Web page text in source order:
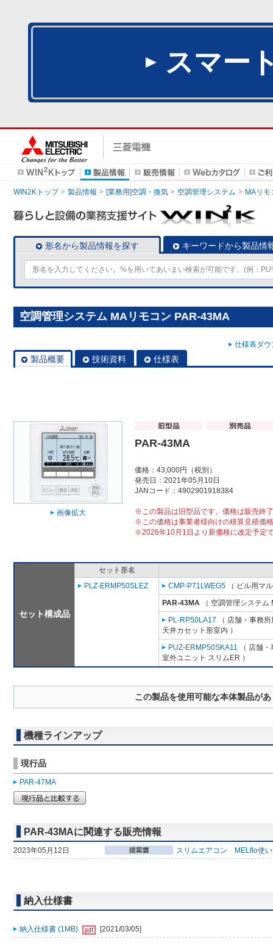
スマー
WIN2Kトップ 製品情報 [業務用]空調・換気 空調管理システム MAリモ
形名から製品情報を探す キーワードから製品情
空調管理システム MAリモコン PAR-43MA
仕様表ダ
製品概要 技術資料 仕様表
画像拡大
PAR-43MA
価格：43,000円（税別）
発売日：2021年05月10日
JANコード：4902901918384
※この製品は旧型品です。価格は販売終
※この価格は事業者様向けの積算見積価
※2026年10月1日より新価格に改定予定
セット構成品
セット形名
PLZ-ERMP50SLEZ
CMP-P71LWEG5 （ ビル用マ
PAR-43MA （ 空調管理システム
PL-RP50LA17 （ 店舗・事務
天井カセット形室内 ）
PUZ-ERMP50SKA11 （ 店舗
室外ユニット スリムER ）
この製品を使用可能な本体製品が
機種ラインアップ
現行品
PAR-47MA
PAR-43MAに関連する販売情報
2023年05月12日 スリムエアコン MELflo使
納入仕様書
納入仕様書 (1MB) [2021/03/05]